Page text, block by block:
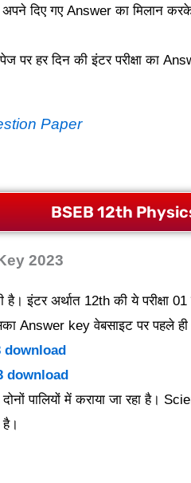
दिए गए Answer का मिलान
पर हर दिन की इंटर परीक्षा का
Paper
BSEB 12th
2023
चुकी है। इंटर अर्थात 12th की ये
Answer key वेबसाइट पर पहले
download
download
पालियों में कराया जा रहा है।
है।